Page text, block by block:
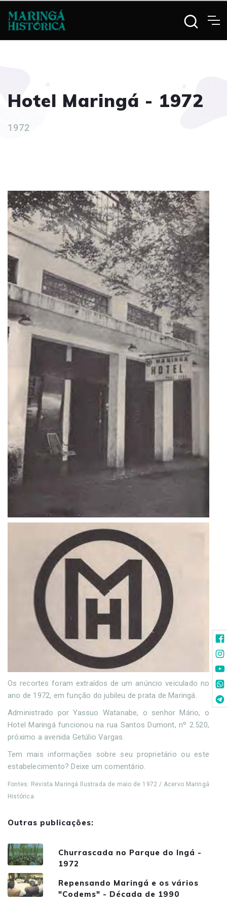
Hotel Maringá - 1972
1972
Os recortes foram extraídos de um anúncio veiculado no
ano de 1972, em função do jubileu de prata de Maringá.
Administrado por Yassuo Watanabe, o senhor Mário, o
Hotel Maringá funcionou na rua Santos Dumont, nº 2.520,
próximo a avenida Getúlio Vargas.
Tem mais informações sobre seu proprietário ou este
estabelecimento? Deixe um comentário.
Fontes: Revista Maringá Ilustrada de maio de 1972 / Acervo Maringá
Histórica.
Outras publicações:
Churrascada no Parque do Ingá -
1972
Repensando Maringá e os vários
"Codems" - Década de 1990